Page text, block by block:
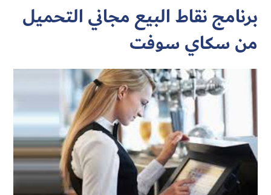
برنامج نقاط البيع مجاني التحميل
من سكاي سوفت